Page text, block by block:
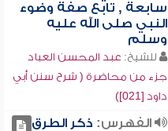
سابعة , تابع صفة وضوء
النبي صلى الله عليه
وسلم
للشيخ: عبد المحسن العباد
جزء من محاضرة ( شرح سنن أبي
داود [021])
الفهرس: ذكر الطرق